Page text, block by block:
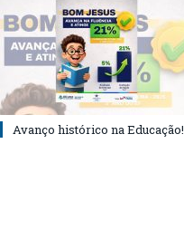
Avanço histórico na Educação!